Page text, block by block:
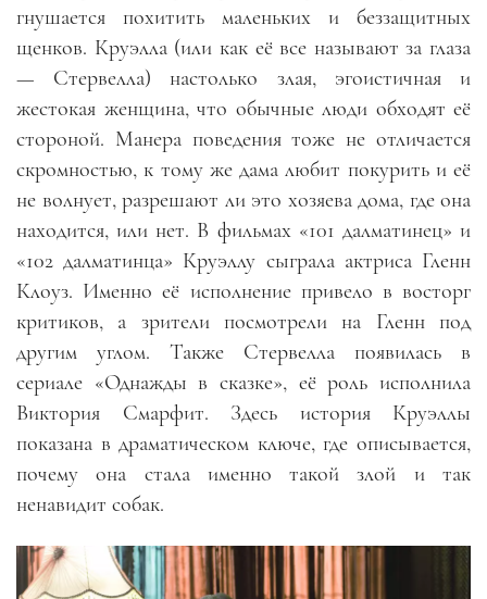
гнушается похитить маленьких и беззащитных
щенков. Круэлла (или как её все называют за глаза
— Стервелла) настолько злая, эгоистичная и
жестокая женщина, что обычные люди обходят её
стороной. Манера поведения тоже не отличается
скромностью, к тому же дама любит покурить и её
не волнует,разрешают ли это хозяева дома, где она
находится, или нет. В фильмах «101 далматинец» и
«102 далматинца» Круэллу сыграла актриса Гленн
Клоуз. Именно её исполнение привело в восторг
критиков, а зрители посмотрели на Гленн под
другим углом. Также Стервелла появилась в
сериале «Однажды в сказке», её роль исполнила
Виктория Смарфит. Здесь история Круэллы
показана в драматическом ключе, где описывается,
почему она стала именно такой злой и так
ненавидит собак.